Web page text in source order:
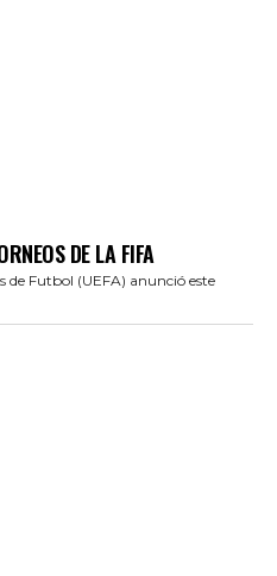
DE LA FIFA
de Futbol (UEFA) anunció este